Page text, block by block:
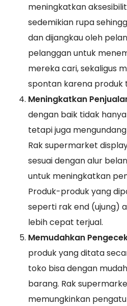
meningkatkan
sedemikian rupa
dan dijangkau oleh
pelanggan untuk
mereka cari, sekaligus
spontan karena produk
Meningkatkan
dengan baik tidak
tetapi juga
Rak supermarket
sesuai dengan alur
untuk meningkatkan
Produk-produk yang
seperti rak end (ujung)
lebih cepat terjual.
Memudahkan
produk yang ditata
toko bisa dengan
barang. Rak
memungkinkan